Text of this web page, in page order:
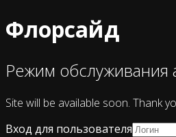
Флорсайд
Режим обслуживания
Site will be available soon. Thank
Вход для пользователя